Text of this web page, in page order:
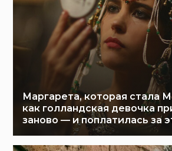
Маргарета, которая стала
как голландская девочка
заново — и поплатилась за